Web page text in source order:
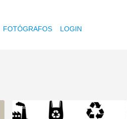
FOTÓGRAFOS LOGIN